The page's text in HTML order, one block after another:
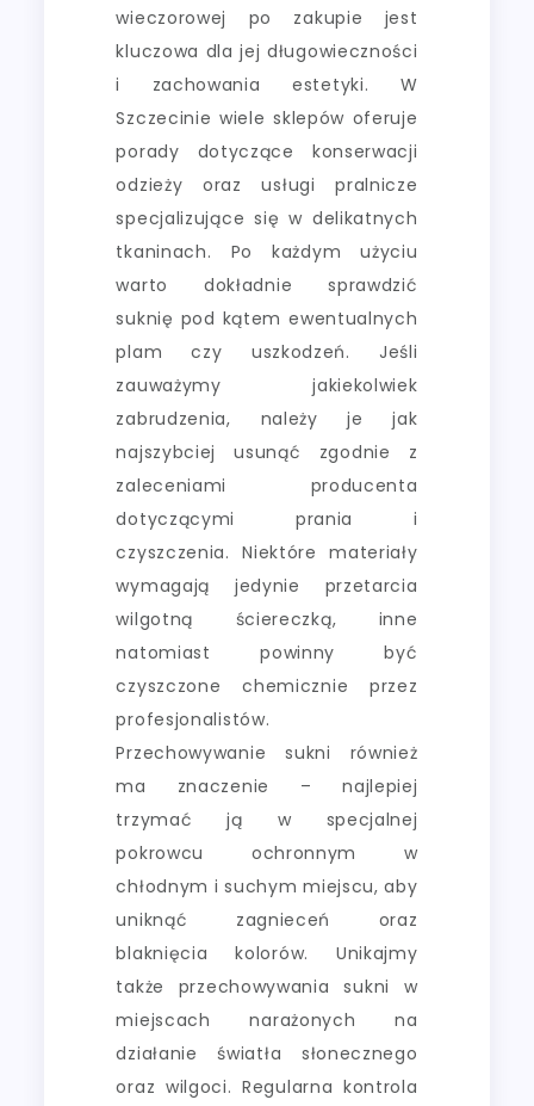
wieczorowej po zakupie jest
kluczowa dla jej długowieczności
i zachowania estetyki. W
Szczecinie wiele sklepów oferuje
porady dotyczące konserwacji
odzieży oraz usługi pralnicze
specjalizujące się w delikatnych
tkaninach. Po każdym użyciu
warto dokładnie sprawdzić
suknię pod kątem ewentualnych
plam czy uszkodzeń. Jeśli
zauważymy jakiekolwiek
zabrudzenia, należy je jak
najszybciej usunąć zgodnie z
zaleceniami producenta
dotyczącymi prania i
czyszczenia. Niektóre materiały
wymagają jedynie przetarcia
wilgotną ściereczką, inne
natomiast powinny być
czyszczone chemicznie przez
profesjonalistów.
Przechowywanie sukni również
ma znaczenie – najlepiej
trzymać ją w specjalnej
pokrowcu ochronnym w
chłodnym i suchym miejscu, aby
uniknąć zagnieceń oraz
blaknięcia kolorów. Unikajmy
także przechowywania sukni w
miejscach narażonych na
działanie światła słonecznego
oraz wilgoci. Regularna kontrola